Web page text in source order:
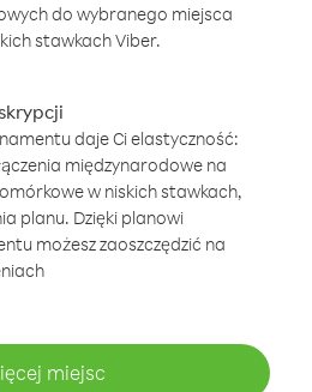
do wybranego miejsca
stawkach Viber.
daje Ci elastyczność:
międzynarodowe na
w niskich stawkach,
planu. Dzięki planowi
możesz zaoszczędzić na
miejsc